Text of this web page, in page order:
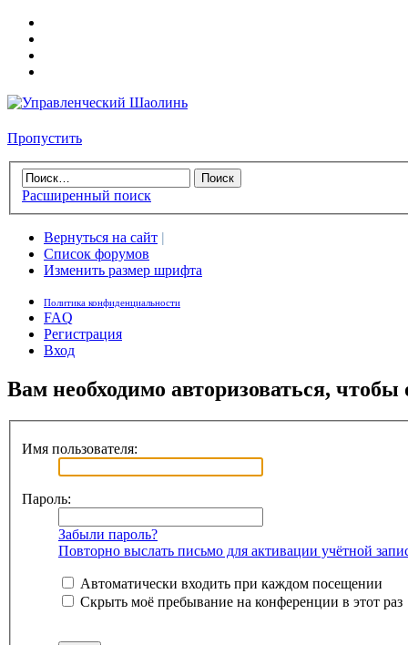
Пропустить
Расширенный поиск
Вернуться на сайт |
Список форумов
Изменить размер шрифта
Политика конфиденциальности
FAQ
Регистрация
Вход
Вам необходимо авторизоваться,
Имя пользователя:
Пароль:
Забыли пароль?
Повторно выслать письмо для активации учётной
Автоматически входить при каждом посещении
Скрыть моё пребывание на конференции в этот раз